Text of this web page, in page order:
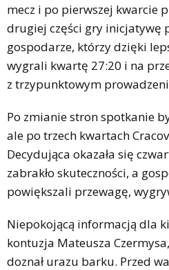
mecz i po pierwszej kwarcie
drugiej części gry inicjatywę
gospodarze, którzy dzięki
wygrali kwartę 27:20 i na
z trzypunktowym
Po zmianie stron spotkanie
ale po trzech kwartach
Decydująca okazała się
zabrakło skuteczności, a
powiększali przewagę,
Niepokojącą informacją dla
kontuzja Mateusza
doznał urazu barku. Przed